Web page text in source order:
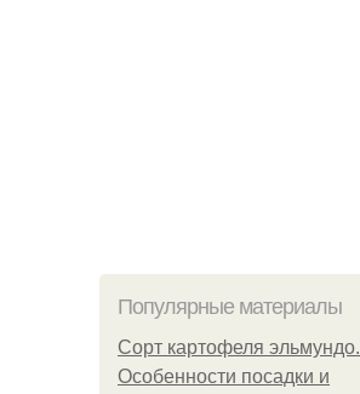
Популярные материалы
Сорт картофеля эльмундо.
Особенности посадки и